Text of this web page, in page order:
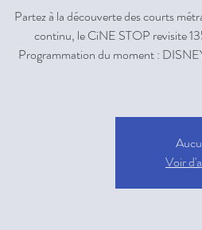
Partez à la découverte des courts
continu, le CiNE STOP revisite
Programmation du moment :
Voir